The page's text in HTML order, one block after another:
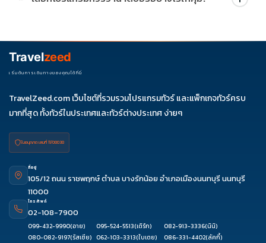
บริษัทกำหนด สามารถดูสัญลักษณ์โปรโมชั่นในรายการทัวร์แต่ละ
ช่วงราคา ไม่ควรเทียบจากราคาต่ำสุดเพียงอย่างเดียว
Travelzeed
เริ่มต้นการเดินทางของคุณได้ที่นี่
TravelZeed.com เว็บไซต์ที่รวมรวมโปรแกรมทัวร์ และแพ็กเกจทัวร์ครบ
มากที่สุด ทั้งทัวร์ในประเทศและทัวร์ต่างประเทศ ง่ายๆ
ใบอนุญาต เลขที่ 11/08038
ที่อยู่
105/12 ถนน ราชพฤกษ์ ตำบล บางรักน้อย อำเภอเมืองนนทบุรี นนทบุรี
11000
โทรศัพท์
02-108-7900
099-432-9990(อาย) 095-524-5513(เติร์ก) 082-913-3336(นินิ)
080-082-9197(รัสเซีย) 062-103-3313(ใบเตย) 086-331-4402(ลัคกี้)